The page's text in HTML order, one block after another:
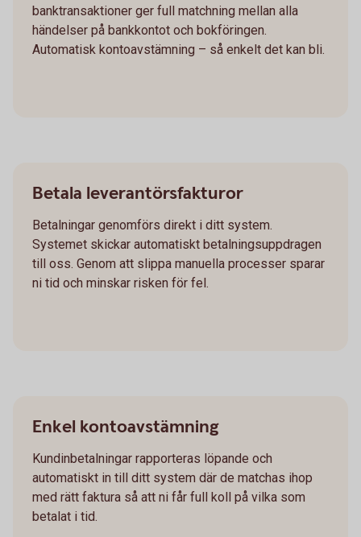
banktransaktioner ger full matchning mellan alla
händelser på bankkontot och bokföringen.
Automatisk kontoavstämning – så enkelt det kan bli.
Betala leverantörsfakturor
Betalningar genomförs direkt i ditt system.
Systemet skickar automatiskt betalningsuppdragen
till oss. Genom att slippa manuella processer sparar
ni tid och minskar risken för fel.
Enkel kontoavstämning
Kundinbetalningar rapporteras löpande och
automatiskt in till ditt system där de matchas ihop
med rätt faktura så att ni får full koll på vilka som
betalat i tid.